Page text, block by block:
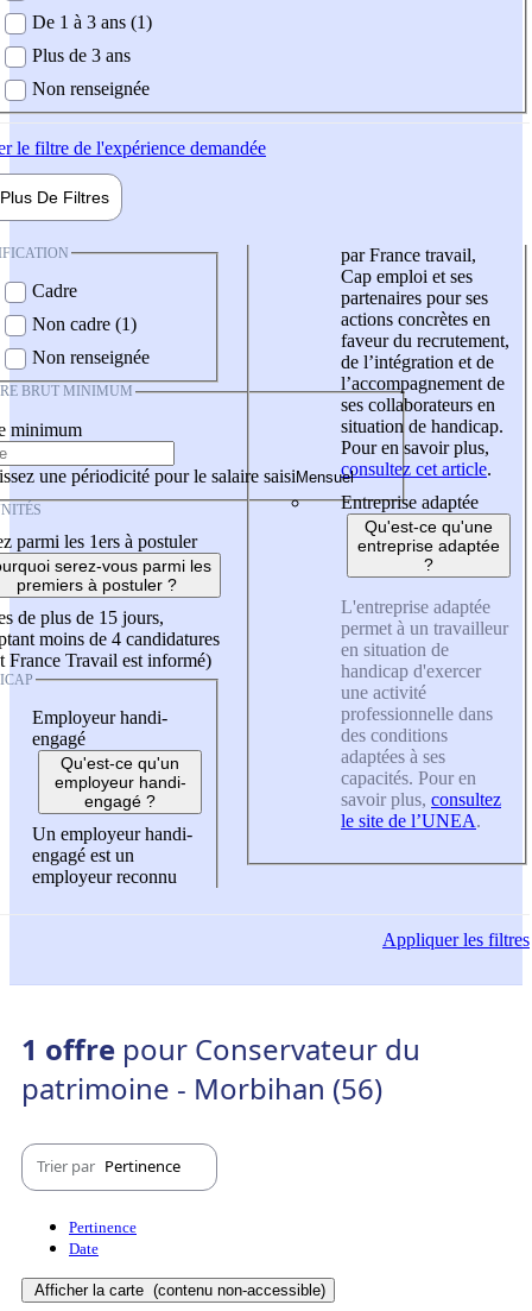
De 1 à 3 ans (1)
Plus de 3 ans
Non renseignée
le filtre de l'expérience demandée
Plus De Filtres
Cadre
Non cadre (1)
Non renseignée
BRUT MINIMUM
minimum
une périodicité pour le salaire saisi
parmi les 1ers à postuler
serez-vous parmi les
premiers à postuler ?
de plus de 15 jours,
moins de 4 candidatures
France Travail est informé)
Employeur handi-
engagé
Qu'est-ce qu'un
employeur handi-
engagé ?
Un employeur handi-
engagé est un
employeur reconnu
par France travail,
Cap emploi et ses
partenaires pour ses
actions concrètes en
faveur du recrutement,
de l’intégration et de
l’accompagnement de
ses collaborateurs en
situation de handicap.
Pour en savoir plus,
consultez cet article.
Entreprise adaptée
Qu'est-ce qu'une
entreprise adaptée
?
L'entreprise adaptée
permet à un travailleur
en situation de
handicap d'exercer
une activité
professionnelle dans
des conditions
adaptées à ses
capacités. Pour en
savoir plus, consultez
le site de l’UNEA.
Appliquerles filtres
1 offre pour Conservateur du
patrimoine - Morbihan (56)
Trier par Pertinence
Pertinence
Date
Afficher la carte (contenu non-accessible)